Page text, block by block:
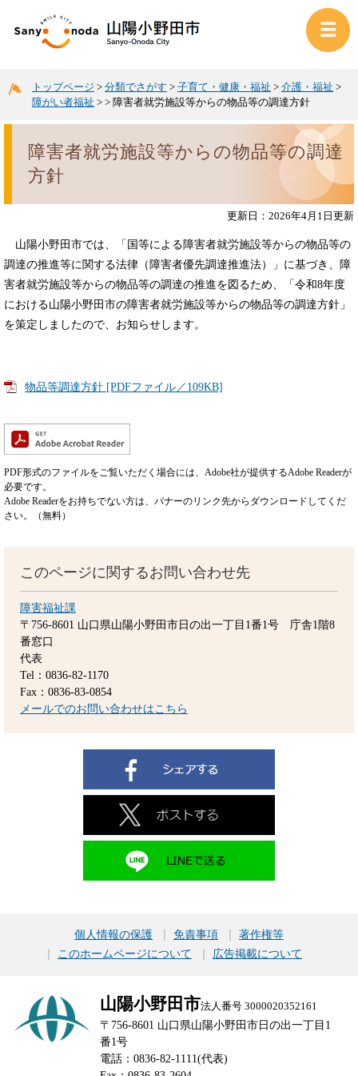
トップページ > 分類でさがす > 子育て・健康・福祉 > 介護・福祉 >
障がい者福祉 > > 障害者就労施設等からの物品等の調達方針
障害者就労施設等からの物品等の調達
方針
更新日：2026年4月1日更新
山陽小野田市では、「国等による障害者就労施設等からの物品等の
調達の推進等に関する法律（障害者優先調達推進法）」に基づき、障
害者就労施設等からの物品等の調達の推進を図るため、「令和8年度
における山陽小野田市の障害者就労施設等からの物品等の調達方針」
を策定しましたので、お知らせします。
物品等調達方針 [PDFファイル／109KB]
PDF形式のファイルをご覧いただく場合には、Adobe社が提供するAdobe Readerが
必要です。
Adobe Readerをお持ちでない方は、バナーのリンク先からダウンロードしてくだ
さい。（無料）
このページに関するお問い合わせ先
障害福祉課
〒756-8601 山口県山陽小野田市日の出一丁目1番1号 庁舎1階8
番窓口
代表
Tel：0836-82-1170
Fax：0836-83-0854
メールでのお問い合わせはこちら
個人情報の保護 免責事項
著作権等
このホームページについて
広告掲載について
山陽小野田市法人番号 3000020352161
〒756-8601 山口県山陽小野田市日の出一丁目1
番1号
電話：0836-82-1111(代表)